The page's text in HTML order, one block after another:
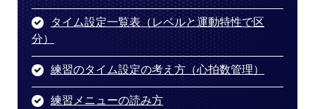
タイム設定一覧表（レベルと運動特性で区
分）
練習のタイム設定の考え方（心拍数管理）
練習メニューの読み方